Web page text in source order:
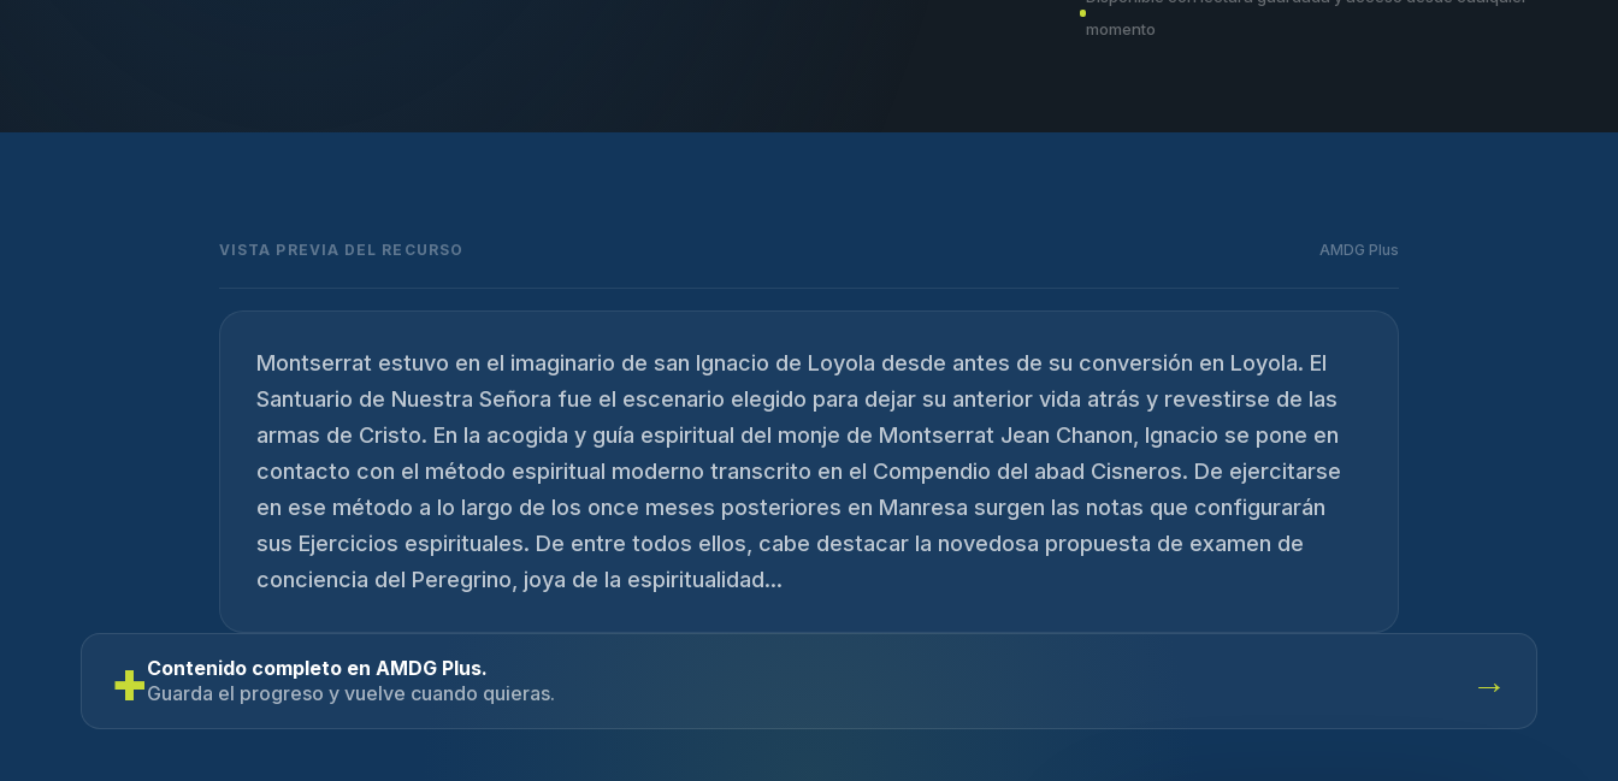
momento
VISTA PREVIA DEL RECURSO AMDG Plus
Montserrat estuvo en el imaginario de san Ignacio de Loyola desde antes de su conversión en Loyola. El
Santuario de Nuestra Señora fue el escenario elegido para dejar su anterior vida atrás y revestirse de las
armas de Cristo. En la acogida y guía espiritual del monje de Montserrat Jean Chanon, Ignacio se pone en
contacto con el método espiritual moderno transcrito en el Compendio del abad Cisneros. De ejercitarse
en ese método a lo largo de los once meses posteriores en Manresa surgen las notas que configurarán
sus Ejercicios espirituales. De entre todos ellos, cabe destacar la novedosa propuesta de examen de
conciencia del Peregrino, joya de la espiritualidad...
+Contenido completo en AMDG Plus.
Guarda el progreso y vuelve cuando quieras.
→